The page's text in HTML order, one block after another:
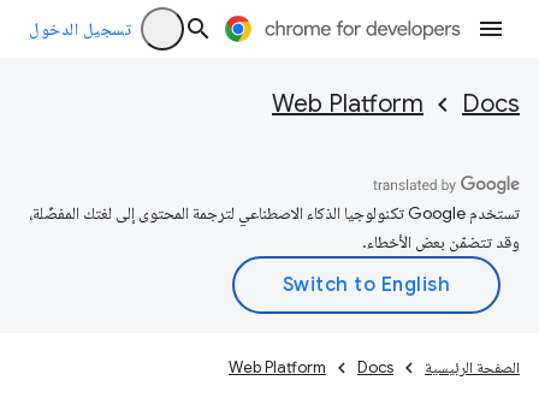
تسجيل الدخول
Docs
Web Platform
تستخدم Google تكنولوجيا الذكاء الاصطناعي لترجمة المحتوى إلى لغتك المفضّلة،
وقد تتضمّن بعض الأخطاء.
الصفحة الرئيسية Docs
Web Platform